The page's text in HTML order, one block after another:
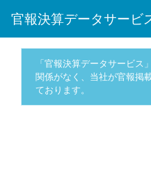
官報決算データサービ
「官報決算データサービス
関係がなく、当社が官報掲
ております。